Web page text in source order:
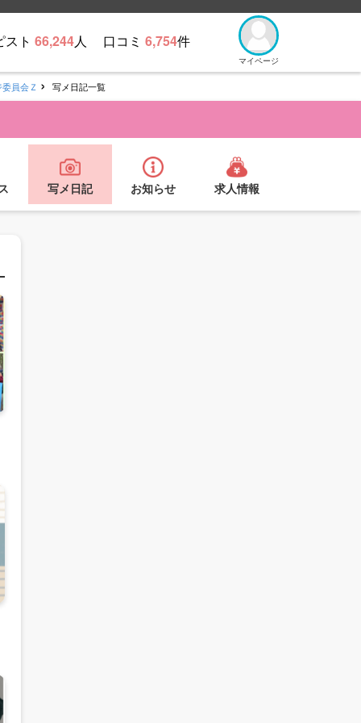
スト 66,244人 口コミ 6,754件
マイページ
員会Ｚ 写メ日記一覧
写メ日記 お知らせ 求人情報